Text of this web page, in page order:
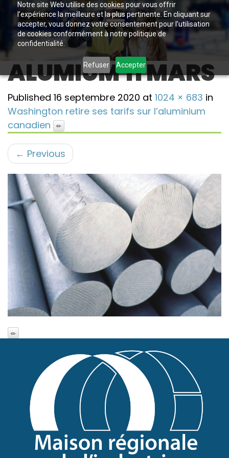
Notre site Web utilise des cookies pour vous offrir
l’expérience la meilleure et la plus pertinente. En cliquant sur
accepter, vous donnez votre consentement pour l’utilisation
de cookies conformément à notre politique de
confidentialité.
Refuser Accepter
ALUMIUM 11 MARS
Published 16 septembre 2020 at 1024 × 683 in
Washington retire ses tarifs sur l’aluminium
canadien
← Previous